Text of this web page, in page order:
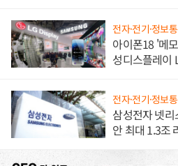
전자·전기·정보
아이폰18 '메
성디스플레이
전자·전기·정보
삼성전자 넷
안 최대 1.3조